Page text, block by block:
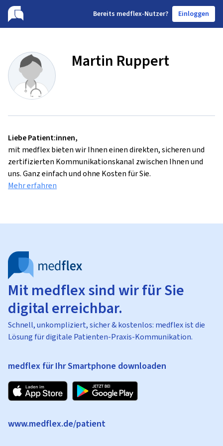
Bereits medflex-Nutzer? Einloggen
Martin Ruppert
Liebe Patient:innen,
mit medflex bieten wir Ihnen einen direkten, sicheren und
zertifizierten Kommunikationskanal zwischen Ihnen und
uns. Ganz einfach und ohne Kosten für Sie.
Mehr erfahren
Mit medflex sind wir für Sie
digital erreichbar.
Schnell, unkompliziert, sicher & kostenlos: medflex ist die
Lösung für digitale Patienten-Praxis-Kommunikation.
medflex für Ihr Smartphone downloaden
www.medflex.de/patient